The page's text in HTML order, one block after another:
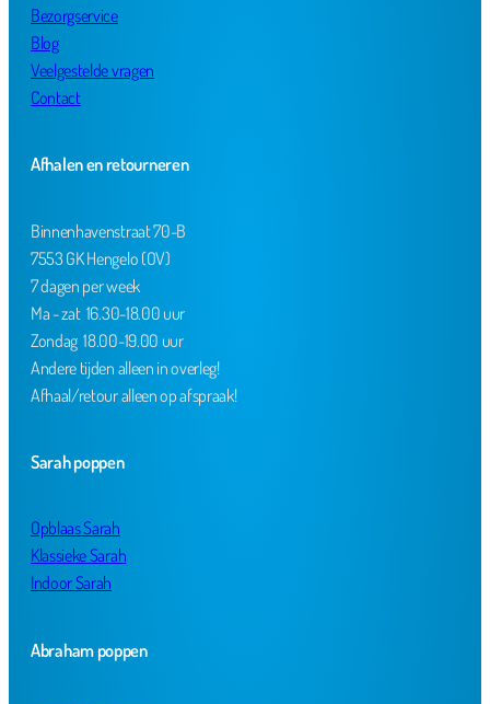
Bezorgservice
Blog
Veelgestelde vragen
Contact
Afhalen en retourneren
Binnenhavenstraat 70-B
7553 GK Hengelo (OV)
7 dagen per week
Ma - zat 16.30-18.00 uur
Zondag 18.00-19.00 uur
Andere tijden alleen in overleg!
Afhaal/retour alleen op afspraak!
Sarah poppen
Opblaas Sarah
Klassieke Sarah
Indoor Sarah
Abraham poppen